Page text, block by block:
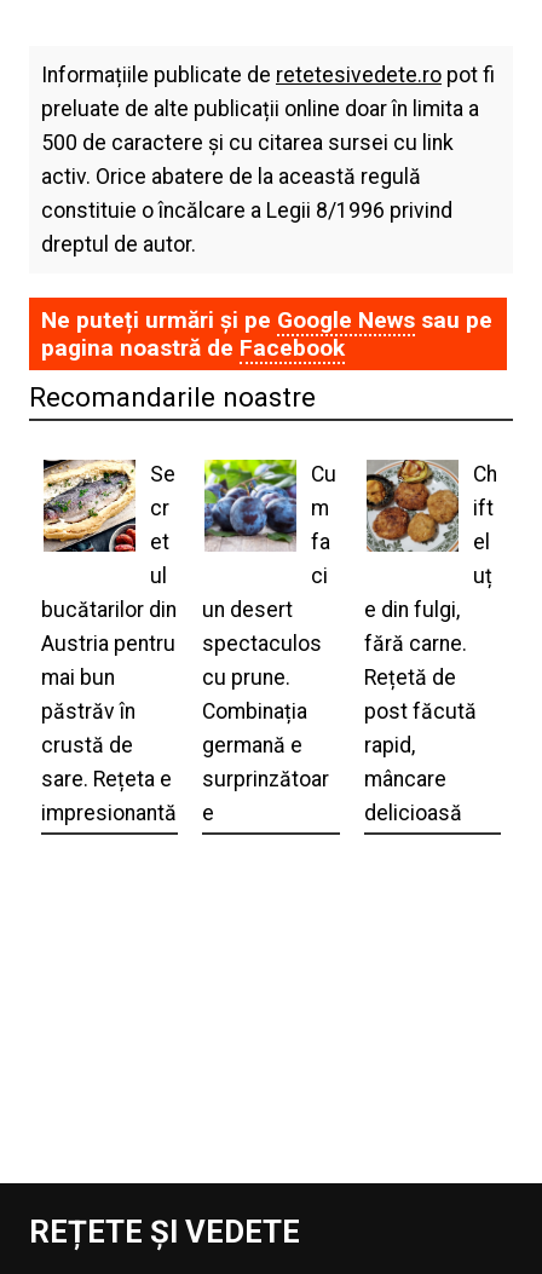
Informațiile publicate de retetesivedete.ropot fi
preluate de alte publicații online doar în limita a
500 de caractere și cu citarea sursei cu link
activ. Orice abatere de la această regulă
constituie o încălcare a Legii 8/1996 privind
dreptul de autor.
Ne puteți urmări și pe Google Newssau pe
pagina noastră de Facebook
Recomandarile noastre
Se
cr
et
ul
bucătarilor din
Austria pentru
mai bun
păstrăv în
crustă de
sare. Rețeta e
impresionantă
Cu
m
fa
ci
un desert
spectaculos
cu prune.
Combinația
germană e
surprinzătoar
e
Ch
ift
el
uț
e din fulgi,
fără carne.
Rețetă de
post făcută
rapid,
mâncare
delicioasă
REȚETE ȘI VEDETE